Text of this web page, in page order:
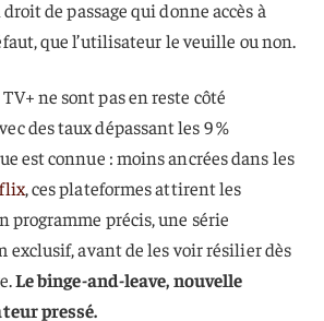
de passage qui donne accès à
que l’utilisateur le veuille ou non.
ne sont pas en reste côté
des taux dépassant les 9 %
est connue : moins ancrées dans les
, ces plateformes attirent les
programme précis, une série
exclusif, avant de les voir résilier dès
Le binge-and-leave, nouvelle
pressé.